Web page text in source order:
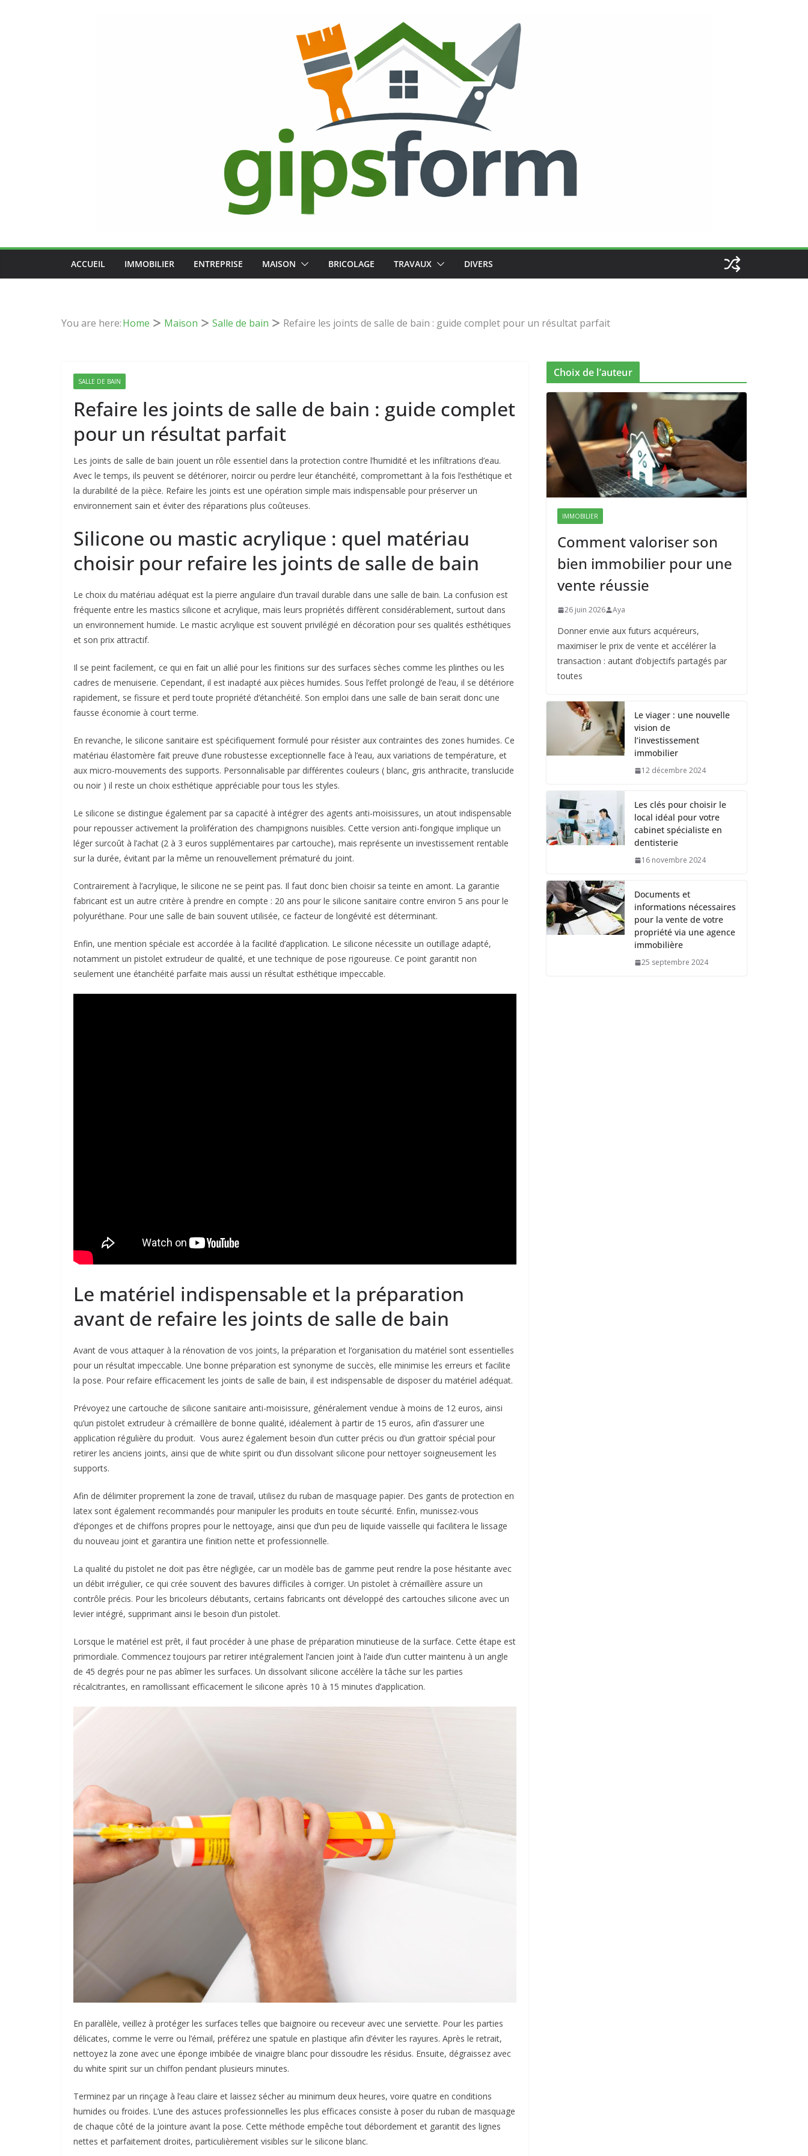
ACCUEIL IMMOBILIER ENTREPRISE MAISON BRICOLAGE TRAVAUX DIVERS
You are here:Home Maison Salle de bain Refaire les joints de salle de bain : guide complet pour un résultat parfait
SALLE DE BAIN
Refaire les joints de salle de bain : guide complet
pour un résultat parfait
Les joints de salle de bain jouent un rôle essentiel dans la protection contre l’humidité et les infiltrations d’eau.
Avec le temps, ils peuvent se détériorer, noircir ou perdre leur étanchéité, compromettant à la fois l’esthétique et
la durabilité de la pièce. Refaire les joints est une opération simple mais indispensable pour préserver un
environnement sain et éviter des réparations plus coûteuses.
Silicone ou mastic acrylique : quel matériau
choisir pour refaire les joints de salle de bain
Le choix du matériau adéquat est la pierre angulaire d’un travail durable dans une salle de bain. La confusion est
fréquente entre les mastics silicone et acrylique, mais leurs propriétés diffèrent considérablement, surtout dans
un environnement humide. Le mastic acrylique est souvent privilégié en décoration pour ses qualités esthétiques
et son prix attractif.
Il se peint facilement, ce qui en fait un allié pour les finitions sur des surfaces sèches comme les plinthes ou les
cadres de menuiserie. Cependant, il est inadapté aux pièces humides. Sous l’effet prolongé de l’eau, il se détériore
rapidement, se fissure et perd toute propriété d’étanchéité. Son emploi dans une salle de bain serait donc une
fausse économie à court terme.
En revanche, le silicone sanitaire est spécifiquement formulé pour résister aux contraintes des zones humides. Ce
matériau élastomère fait preuve d’une robustesse exceptionnelle face à l’eau, aux variations de température, et
aux micro-mouvements des supports. Personnalisable par différentes couleurs ( blanc, gris anthracite, translucide
ou noir ) il reste un choix esthétique appréciable pour tous les styles.
Le silicone se distingue également par sa capacité à intégrer des agents anti-moisissures, un atout indispensable
pour repousser activement la prolifération des champignons nuisibles. Cette version anti-fongique implique un
léger surcoût à l’achat (2 à 3 euros supplémentaires par cartouche), mais représente un investissement rentable
sur la durée, évitant par la même un renouvellement prématuré du joint.
Contrairement à l’acrylique, le silicone ne se peint pas. Il faut donc bien choisir sa teinte en amont. La garantie
fabricant est un autre critère à prendre en compte : 20 ans pour le silicone sanitaire contre environ 5 ans pour le
polyuréthane. Pour une salle de bain souvent utilisée, ce facteur de longévité est déterminant.
Enfin, une mention spéciale est accordée à la facilité d’application. Le silicone nécessite un outillage adapté,
notamment un pistolet extrudeur de qualité, et une technique de pose rigoureuse. Ce point garantit non
seulement une étanchéité parfaite mais aussi un résultat esthétique impeccable.
Le matériel indispensable et la préparation
avant de refaire les joints de salle de bain
Avant de vous attaquer à la rénovation de vos joints, la préparation et l’organisation du matériel sont essentielles
pour un résultat impeccable. Une bonne préparation est synonyme de succès, elle minimise les erreurs et facilite
la pose. Pour refaire efficacement les joints de salle de bain, il est indispensable de disposer du matériel adéquat.
Prévoyez une cartouche de silicone sanitaire anti-moisissure, généralement vendue à moins de 12 euros, ainsi
qu’un pistolet extrudeur à crémaillère de bonne qualité, idéalement à partir de 15 euros, afin d’assurer une
application régulière du produit. Vous aurez également besoin d’un cutter précis ou d’un grattoir spécial pour
retirer les anciens joints, ainsi que de white spirit ou d’un dissolvant silicone pour nettoyer soigneusement les
supports.
Afin de délimiter proprement la zone de travail, utilisez du ruban de masquage papier. Des gants de protection en
latex sont également recommandés pour manipuler les produits en toute sécurité. Enfin, munissez-vous
d’éponges et de chiffons propres pour le nettoyage, ainsi que d’un peu de liquide vaisselle qui facilitera le lissage
du nouveau joint et garantira une finition nette et professionnelle.
La qualité du pistolet ne doit pas être négligée, car un modèle bas de gamme peut rendre la pose hésitante avec
un débit irrégulier, ce qui crée souvent des bavures difficiles à corriger. Un pistolet à crémaillère assure un
contrôle précis. Pour les bricoleurs débutants, certains fabricants ont développé des cartouches silicone avec un
levier intégré, supprimant ainsi le besoin d’un pistolet.
Lorsque le matériel est prêt, il faut procéder à une phase de préparation minutieuse de la surface. Cette étape est
primordiale. Commencez toujours par retirer intégralement l’ancien joint à l’aide d’un cutter maintenu à un angle
de 45 degrés pour ne pas abîmer les surfaces. Un dissolvant silicone accélère la tâche sur les parties
récalcitrantes, en ramollissant efficacement le silicone après 10 à 15 minutes d’application.
En parallèle, veillez à protéger les surfaces telles que baignoire ou receveur avec une serviette. Pour les parties
délicates, comme le verre ou l’émail, préférez une spatule en plastique afin d’éviter les rayures. Après le retrait,
nettoyez la zone avec une éponge imbibée de vinaigre blanc pour dissoudre les résidus. Ensuite, dégraissez avec
du white spirit sur un chiffon pendant plusieurs minutes.
Terminez par un rinçage à l’eau claire et laissez sécher au minimum deux heures, voire quatre en conditions
humides ou froides. L’une des astuces professionnelles les plus efficaces consiste à poser du ruban de masquage
de chaque côté de la jointure avant la pose. Cette méthode empêche tout débordement et garantit des lignes
nettes et parfaitement droites, particulièrement visibles sur le silicone blanc.
Choix de l’auteur
IMMOBILIER
Comment valoriser son
bien immobilier pour une
vente réussie
26 juin 2026 Aya
Donner envie aux futurs acquéreurs,
maximiser le prix de vente et accélérer la
transaction : autant d’objectifs partagés par
toutes
Le viager : une nouvelle
vision de
l’investissement
immobilier
12 décembre 2024
Les clés pour choisir le
local idéal pour votre
cabinet spécialiste en
dentisterie
16 novembre 2024
Documents et
informations nécessaires
pour la vente de votre
propriété via une agence
immobilière
25 septembre 2024